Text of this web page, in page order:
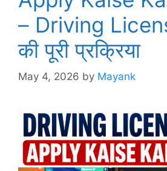
– Driving
की पूरी प्रक्रिया
May 4, 2026 by Mayank